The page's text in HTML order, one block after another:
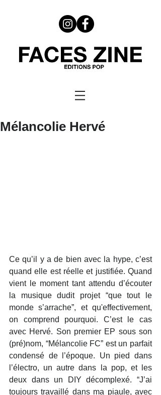
Mélancolie Hervé
Ce qu’il y a de bien avec la hype, c’est
quand elle est réelle et justifiée. Quand
vient le moment tant attendu d’écouter
la musique dudit projet “que tout le
monde s’arrache”, et qu'effectivement,
on comprend pourquoi. C’est le cas
avec Hervé. Son premier EP sous son
(pré)nom, “Mélancolie FC” est un parfait
condensé de l’époque. Un pied dans
l’électro, un autre dans la pop, et les
deux dans un DIY décomplexé. “J’ai
toujours travaillé dans ma piaule, avec